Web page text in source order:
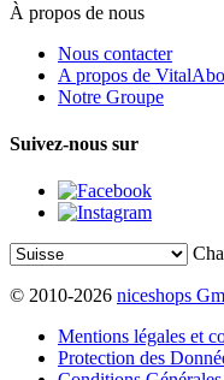
À propos de nous
Nous contacter
A propos de VitalAbo
Notre Groupe
Suivez-nous sur
© 2010-2026 niceshops
Mentions légales et
Protection des